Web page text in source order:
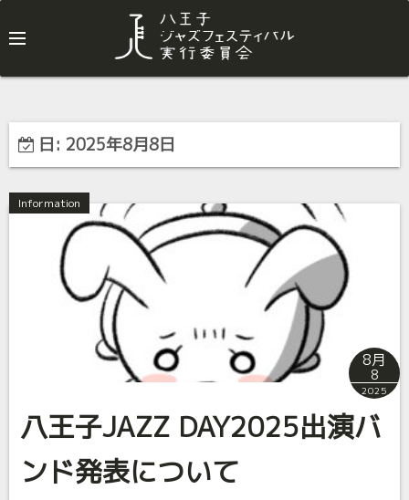
日: 2025年8月8日
Information
8月
8
2025
八王子JAZZ DAY2025出演バ
ンド発表について